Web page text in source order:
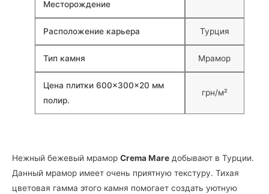
Месторождение
Расположение карьера Турция
Тип камня Мрамор
Цена плитки 600×300×20 мм
полир.
грн/м²
Нежный бежевый мрамор Crema Mare добывают в Турции.
Данный мрамор имеет очень приятную текстуру. Тихая
цветовая гамма этого камня помогает создать уютную